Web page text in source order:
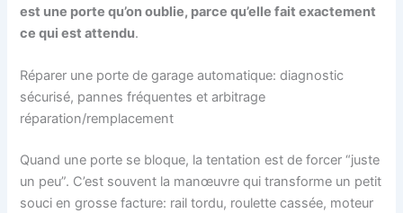
est une porte qu’on oublie, parce qu’elle fait exactement
ce qui est attendu.
Réparer une porte de garage automatique: diagnostic
sécurisé, pannes fréquentes et arbitrage
réparation/remplacement
Quand une porte se bloque, la tentation est de forcer “juste
un peu”. C’est souvent la manœuvre qui transforme un petit
souci en grosse facture: rail tordu, roulette cassée, moteur